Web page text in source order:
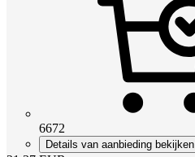
6672
Details van aanbieding bekijken